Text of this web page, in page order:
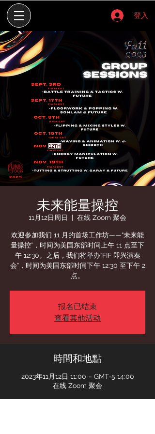
登入
未来能量操控
11月12日周日
  |
在线 Zoom 聚会
欢迎参加我们 11 月的首场工作坊——“未来能
量操控”，时间为美国东部时间上午 11 点至下
午 12:30。之后，我们将举办“FIF 即兴演奏
会”，时间为美国东部时间下午 12:30 至下午 2
点。
报名已结束
查看其他活动
時間和地點
2023年11月12日 11:00 – GMT-5 14:00
在线 Zoom 聚会